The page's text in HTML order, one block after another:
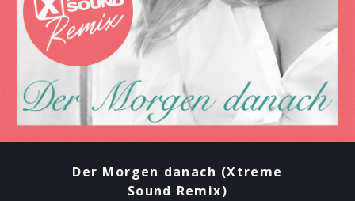
Der Morgen danach (Xtreme
Sound Remix)